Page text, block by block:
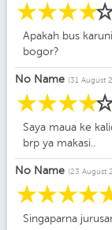
☆
☆
☆
☆
Apakah bus
bogor?
No Name (31 August
☆
☆
☆
☆
Saya maua ke
brp ya makasi..
No Name (23 August
☆
☆
☆
☆
Singaparna